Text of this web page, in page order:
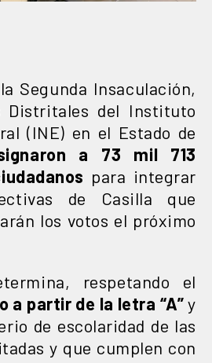
Segunda Insaculación,
Distritales del Instituto
(INE) en el Estado de
a 73 mil 713
para integrar
de Casilla que
los votos el próximo
respetando el
a partir de la letra “A”y
de escolaridad de las
y que cumplen con